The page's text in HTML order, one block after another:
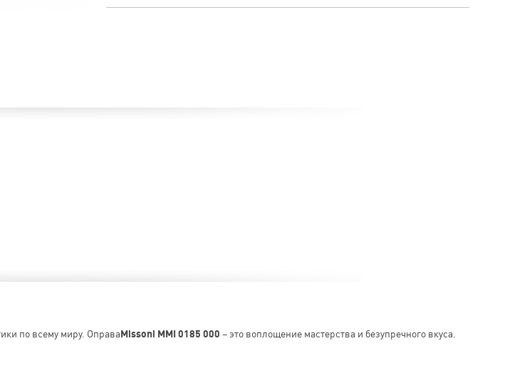
по всему миру. ОправаMissoni MMI 0185 000 – это воплощение мастерства и безупречного вкуса.